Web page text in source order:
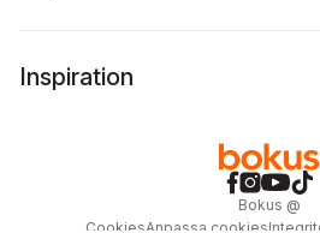
Inspiration
Bokus @
CookiesAnpassa cookies